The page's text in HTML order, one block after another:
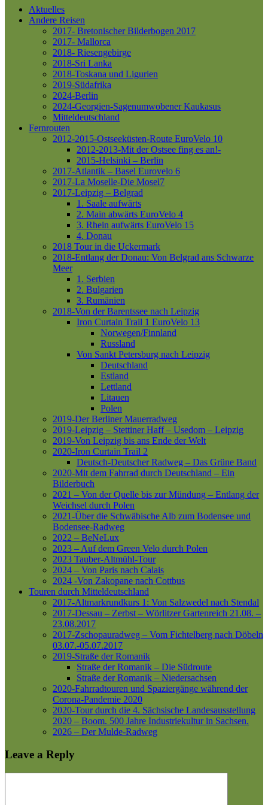
Aktuelles
Andere Reisen
2017- Bretonischer Bilderbogen 2017
2017- Mallorca
2018- Riesengebirge
2018-Sri Lanka
2018-Toskana und Ligurien
2019-Südafrika
2024-Berlin
2024-Georgien-Sagenumwobener Kaukasus
Mitteldeutschland
Fernrouten
2012-2015-Ostseeküsten-Route EuroVelo 10
2012-2013-Mit der Ostsee fing es an!-
2015-Helsinki – Berlin
2017-Atlantik – Basel Eurovelo 6
2017-La Moselle-Die Mosel7
2017-Leipzig – Belgrad
1. Saale aufwärts
2. Main abwärts EuroVelo 4
3. Rhein aufwärts EuroVelo 15
4. Donau
2018 Tour in die Uckermark
2018-Entlang der Donau: Von Belgrad ans Schwarze
Meer
1. Serbien
2. Bulgarien
3. Rumänien
2018-Von der Barentssee nach Leipzig
Iron Curtain Trail 1 EuroVelo 13
Norwegen/Finnland
Russland
Von Sankt Petersburg nach Leipzig
Deutschland
Estland
Lettland
Litauen
Polen
2019-Der Berliner Mauerradweg
2019-Leipzig – Stettiner Haff – Usedom – Leipzig
2019-Von Leipzig bis ans Ende der Welt
2020-Iron Curtain Trail 2
Deutsch-Deutscher Radweg – Das Grüne Band
2020-Mit dem Fahrrad durch Deutschland – Ein
Bilderbuch
2021 – Von der Quelle bis zur Mündung – Entlang der
Weichsel durch Polen
2021-Über die Schwäbische Alb zum Bodensee und
Bodensee-Radweg
2022 – BeNeLux
2023 – Auf dem Green Velo durch Polen
2023 Tauber-Altmühl-Tour
2024 – Von Paris nach Calais
2024 -Von Zakopane nach Cottbus
Touren durch Mitteldeutschland
2017-Altmarkrundkurs 1: Von Salzwedel nach Stendal
2017-Dessau – Zerbst – Wörlitzer Gartenreich 21.08. –
23.08.2017
2017-Zschopauradweg – Vom Fichtelberg nach Döbeln
03.07.-05.07.2017
2019-Straße der Romanik
Straße der Romanik – Die Südroute
Straße der Romanik – Niedersachsen
2020-Fahrradtouren und Spaziergänge während der
Corona-Pandemie 2020
2020-Tour durch die 4. Sächsische Landesausstellung
2020 – Boom. 500 Jahre Industriekultur in Sachsen.
2026 – Der Mulde-Radweg
Leave a Reply